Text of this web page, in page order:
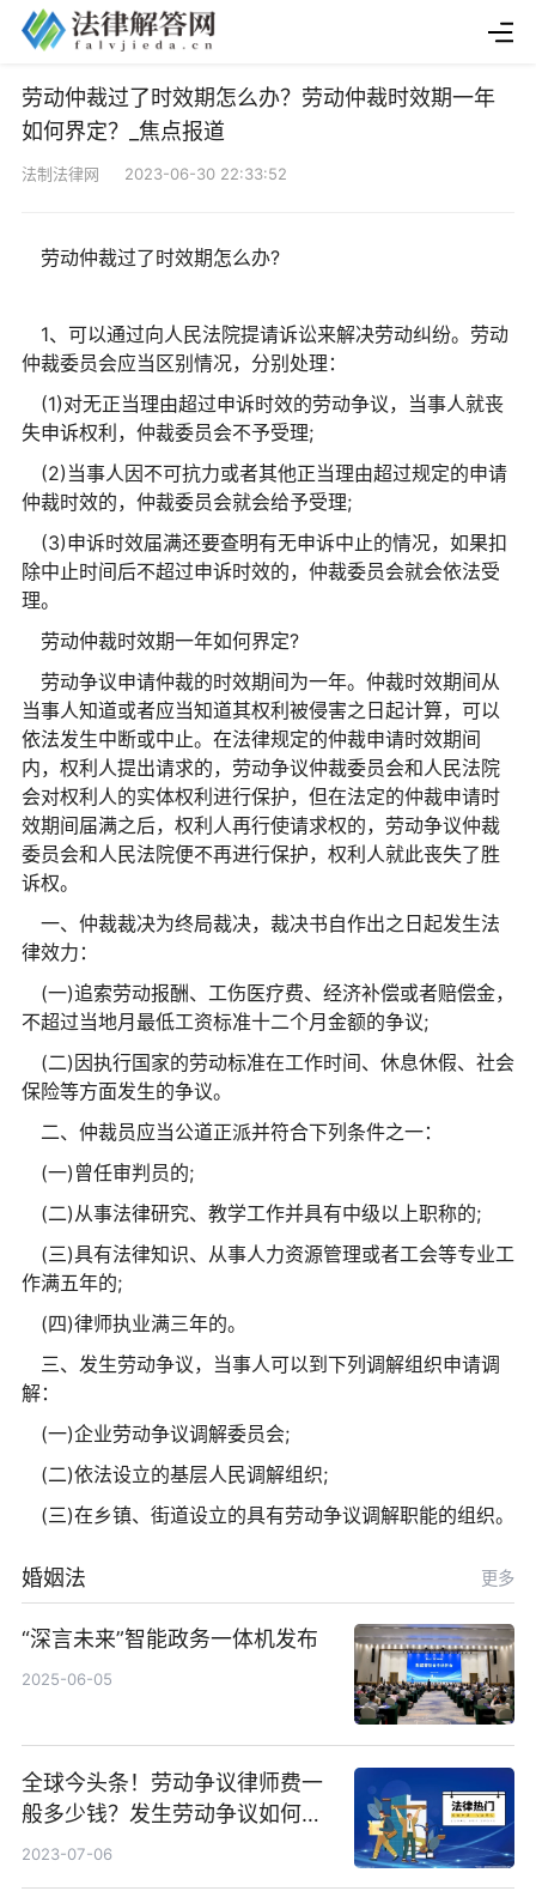
劳动仲裁过了时效期怎么办？劳动仲裁时效期一年
如何界定？_焦点报道
法制法律网 2023-06-30 22:33:52
劳动仲裁过了时效期怎么办?
1、可以通过向人民法院提请诉讼来解决劳动纠纷。劳动
仲裁委员会应当区别情况，分别处理：
(1)对无正当理由超过申诉时效的劳动争议，当事人就丧
失申诉权利，仲裁委员会不予受理;
(2)当事人因不可抗力或者其他正当理由超过规定的申请
仲裁时效的，仲裁委员会就会给予受理;
(3)申诉时效届满还要查明有无申诉中止的情况，如果扣
除中止时间后不超过申诉时效的，仲裁委员会就会依法受
理。
劳动仲裁时效期一年如何界定?
劳动争议申请仲裁的时效期间为一年。仲裁时效期间从
当事人知道或者应当知道其权利被侵害之日起计算，可以
依法发生中断或中止。在法律规定的仲裁申请时效期间
内，权利人提出请求的，劳动争议仲裁委员会和人民法院
会对权利人的实体权利进行保护，但在法定的仲裁申请时
效期间届满之后，权利人再行使请求权的，劳动争议仲裁
委员会和人民法院便不再进行保护，权利人就此丧失了胜
诉权。
一、仲裁裁决为终局裁决，裁决书自作出之日起发生法
律效力：
(一)追索劳动报酬、工伤医疗费、经济补偿或者赔偿金，
不超过当地月最低工资标准十二个月金额的争议;
(二)因执行国家的劳动标准在工作时间、休息休假、社会
保险等方面发生的争议。
二、仲裁员应当公道正派并符合下列条件之一：
(一)曾任审判员的;
(二)从事法律研究、教学工作并具有中级以上职称的;
(三)具有法律知识、从事人力资源管理或者工会等专业工
作满五年的;
(四)律师执业满三年的。
三、发生劳动争议，当事人可以到下列调解组织申请调
解：
(一)企业劳动争议调解委员会;
(二)依法设立的基层人民调解组织;
(三)在乡镇、街道设立的具有劳动争议调解职能的组织。
婚姻法 更多
“深言未来”智能政务一体机发布
2025-06-05
全球今头条！劳动争议律师费一
般多少钱？发生劳动争议如何算
工资？
2023-07-06